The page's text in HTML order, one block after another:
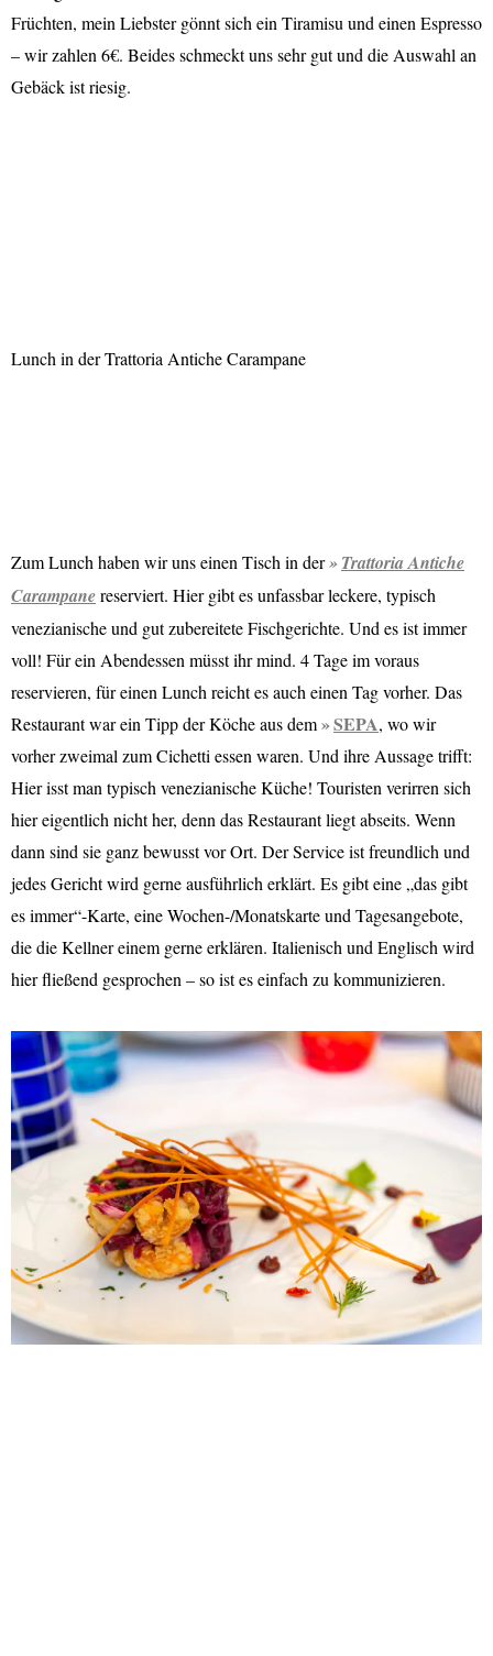
Früchten, mein Liebster gönnt sich ein Tiramisu und einen Espresso
– wir zahlen 6€. Beides schmeckt uns sehr gut und die Auswahl an
Gebäck ist riesig.
Lunch in der Trattoria Antiche Carampane
Zum Lunch haben wir uns einen Tisch in der
Trattoria Antiche
Carampanereserviert. Hier gibt es unfassbar leckere, typisch
venezianische und gut zubereitete Fischgerichte. Und es ist immer
voll! Für ein Abendessen müsst ihr mind. 4 Tage im voraus
reservieren, für einen Lunch reicht es auch einen Tag vorher. Das
Restaurant war ein Tipp der Köche aus dem
SEPA, wo wir
vorher zweimal zum Cichetti essen waren. Und ihre Aussage trifft:
Hier isst man typisch venezianische Küche! Touristen verirren sich
hier eigentlich nicht her, denn das Restaurant liegt abseits. Wenn
dann sind sie ganz bewusst vor Ort. Der Service ist freundlich und
jedes Gericht wird gerne ausführlich erklärt. Es gibt eine „das gibt
es immer“-Karte, eine Wochen-/Monatskarte und Tagesangebote,
die die Kellner einem gerne erklären. Italienisch und Englisch wird
hier fließend gesprochen – so ist es einfach zu kommunizieren.